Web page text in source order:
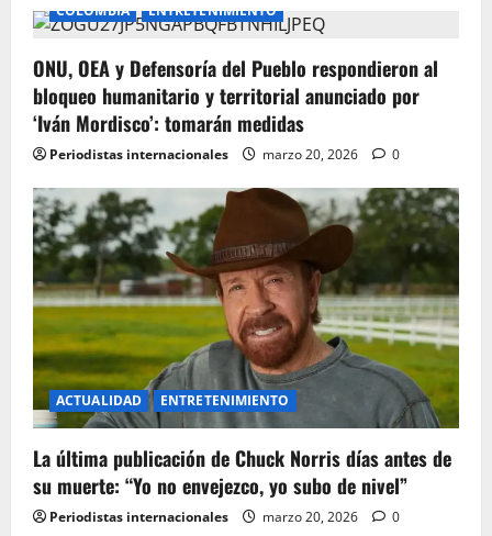
COLOMBIA ENTRETENIMIENTO
ONU, OEA y Defensoría del Pueblo respondieron al
bloqueo humanitario y territorial anunciado por
‘Iván Mordisco’: tomarán medidas
Periodistas internacionales marzo 20, 2026 0
ACTUALIDAD ENTRETENIMIENTO
La última publicación de Chuck Norris días antes de
su muerte: “Yo no envejezco, yo subo de nivel”
Periodistas internacionales marzo 20, 2026 0